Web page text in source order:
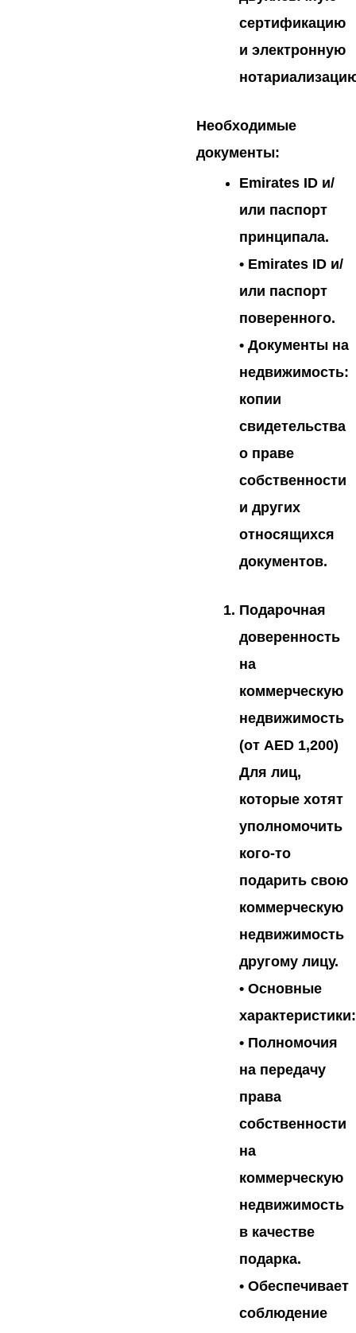
сертификацию
и электронную
Необходимые
документы:
Emirates ID и/
или паспорт
принципала.
• Emirates ID и/
или паспорт
поверенного.
• Документы на
недвижимость:
копии
свидетельства
о праве
собственности
и других
относящихся
документов.
Подарочная
доверенность
на
коммерческую
недвижимость
(от AED 1,200)
Для лиц,
которые хотят
уполномочить
кого-то
подарить свою
коммерческую
недвижимость
другому лицу.
• Основные
характеристики:
• Полномочия
на передачу
права
собственности
на
коммерческую
недвижимость
в качестве
подарка.
• Обеспечивает
соблюдение